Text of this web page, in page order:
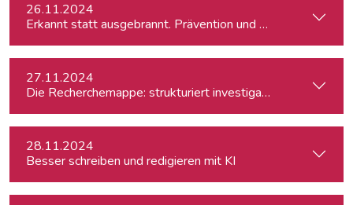
26.11.2024
Erkannt statt ausgebrannt. Prävention und Erste-Hilfe bei
27.11.2024
Die Recherchemappe: strukturiert investigativ arbeiten,
28.11.2024
Besser schreiben und redigieren mit KI